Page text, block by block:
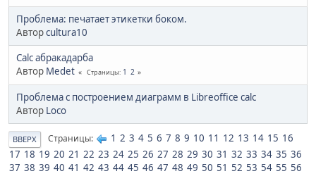
Проблема: печатает этикетки боком.
Авторcultura10
Calc абракадарба
Автор Medet Страницы 1 2
Проблема с построением диаграмм в Libreoffice calc
Автор Loco
ВВЕРХ Страницы 1 2 3 4 5 6 7 8 9 10 11 12 13 14 15 16
17 18 19 20 21 22 23 24 25 26 27 28 29 30 31 32 33 34 35 36
37 38 39 40 41 42 43 44 45 46 47 48 49 50 51 52 53 54 55 56